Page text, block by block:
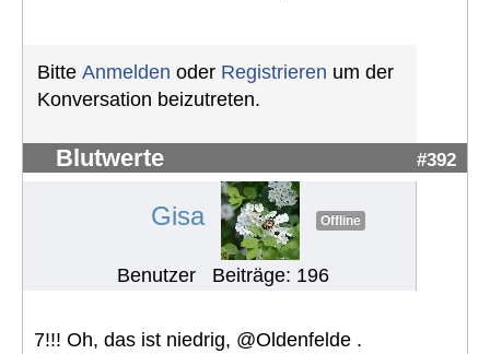
Bitte Anmelden oder Registrieren um der
Konversation beizutreten.
Blutwerte #392
Gisa Offline
Benutzer Beiträge: 196
7!!! Oh, das ist niedrig, @Oldenfelde .